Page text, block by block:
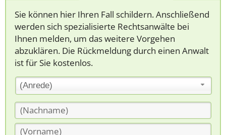
Sie können hier Ihren Fall schildern. Anschließend
werden sich spezialisierte Rechtsanwälte bei
Ihnen melden, um das weitere Vorgehen
abzuklären. Die Rückmeldung durch einen Anwalt
ist für Sie kostenlos.
(Anrede)